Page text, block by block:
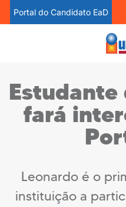
Portal do Candidato EaD
Estudante
fará
Leonardo é o
instituição a